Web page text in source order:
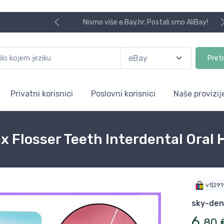
Nismo više e.Bay.hr. Postali smo AliBay!
Privatni korisnici Poslovni korisnici Naše
Flosser Teeth Interdental Oral
sky-